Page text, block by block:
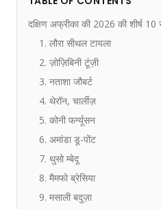
दक्षिण अफ्रीका की 2026 की शीर्ष
1. लौरा सीथल टायला
2. ज़ोज़िबिनी टूंज़ी
3. नताशा जौबर्ट
4. थेरॉन, चार्लीज़
5. कोनी फर्ग्यूसन
6. अमांडा डू-पोंट
7. थुसो म्बेदू
8. मैमफो ब्रेसिया
9. मसाली बदुज़ा